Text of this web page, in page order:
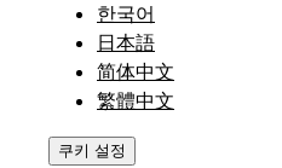
한국어
日本語
简体中文
繁體中文
쿠키 설정